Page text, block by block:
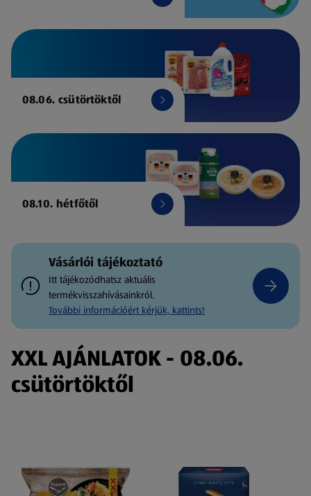
08.06. csütörtöktől
08.10. hétfőtől
Vásárlói tájékoztató
Itt tájékozódhatsz aktuális
termékvisszahívásainkról.
További információért kérjük, kattints!
XXL AJÁNLATOK - 08.06.
csütörtöktől